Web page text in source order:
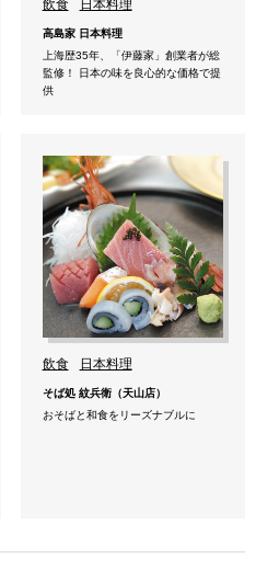
飲食 日本料理
高島家 日本料理
上海歴35年、「伊藤家」創業者が総
監修！ 日本の味を良心的な価格で提
供
飲食 日本料理
そば処 紋兵衛（天山店）
おそばと和食をリーズナブルに